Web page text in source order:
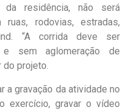
residência, não será
rodovias, estradas,
“A corrida deve ser
sem aglomeração de
do projeto.
a gravação da atividade no
exercício, gravar o vídeo